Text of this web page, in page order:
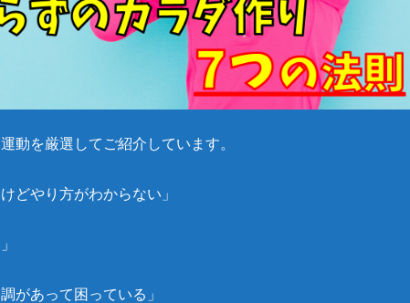
動を厳選してご紹介しています。
どやり方がわからない」
があって困っている」